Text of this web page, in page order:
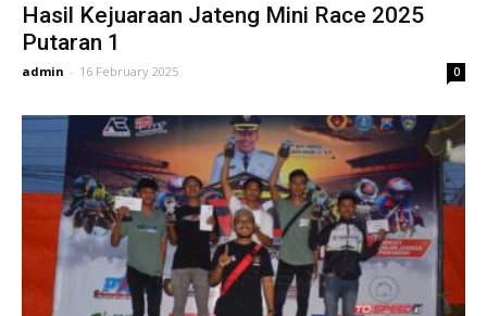
Hasil Kejuaraan Jateng Mini Race 2025
Putaran 1
admin - 16 February 2025 0